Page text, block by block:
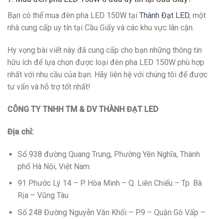
Bạn có thể mua đèn pha LED 150W tại Thành Đạt LED, một
nhà cung cấp uy tín tại Cầu Giấy và các khu vực lân cận.
Hy vọng bài viết này đã cung cấp cho bạn những thông tin
hữu ích để lựa chọn được loại đèn pha LED 150W phù hợp
nhất với nhu cầu của bạn. Hãy liên hệ với chúng tôi để được
tư vấn và hỗ trợ tốt nhất!
CÔNG TY TNHH TM & DV THÀNH ĐẠT LED
Địa chỉ:
Số 938 đường Quang Trung, Phường Yên Nghĩa, Thành
phố Hà Nội, Việt Nam.
91 Phước Lý 14 – P. Hòa Minh – Q. Liên Chiểu – Tp. Bà
Rịa – Vũng Tàu
Số 248 Đường Nguyễn Văn Khối – P.9 – Quận Gò Vấp –